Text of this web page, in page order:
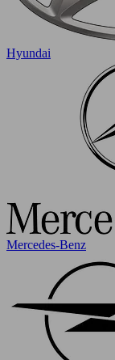
Hyundai
Mercedes-Benz